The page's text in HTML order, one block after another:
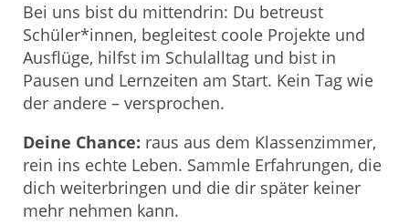
Bei uns bist du mittendrin: Du betreust
Schüler*innen, begleitest coole Projekte und
Ausflüge, hilfst im Schulalltag und bist in
Pausen und Lernzeiten am Start. Kein Tag wie
der andere – versprochen.
Deine Chance: raus aus dem Klassenzimmer,
rein ins echte Leben. Sammle Erfahrungen, die
dich weiterbringen und die dir später keiner
mehr nehmen kann.